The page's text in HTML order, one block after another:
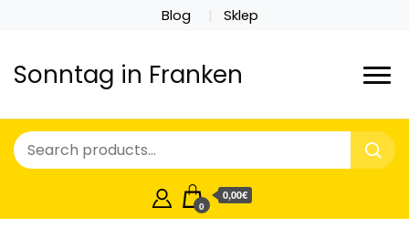
Blog Sklep
Sonntag in Franken
0
0,00€